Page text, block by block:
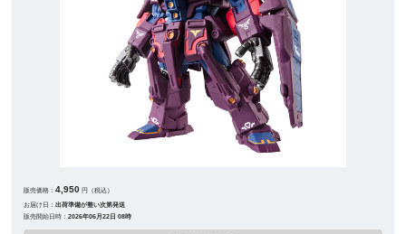
販売価格：4,950 円（税込）
お届け日：出荷準備が整い次第発送
販売開始日時：2026年06月22日 08時